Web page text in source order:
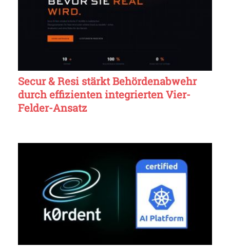
Secur & Resi stärkt Behördenabwehr
durch effizienten integrierten Vier-
Felder-Ansatz